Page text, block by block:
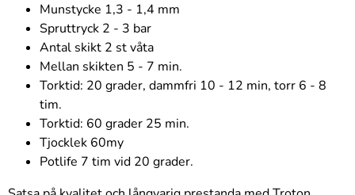
Munstycke 1,3 - 1,4 mm
Spruttryck 2 - 3 bar
Antal skikt 2 st våta
Mellan skikten 5 - 7 min.
Torktid: 20 grader, dammfri 10 - 12 min, torr 6 - 8
tim.
Torktid: 60 grader 25 min.
Tjocklek 60my
Potlife 7 tim vid 20 grader.